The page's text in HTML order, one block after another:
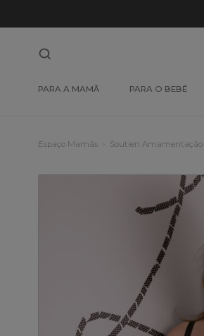
PARA A MAMÃ PARA O BEBÉ
Espaço Mamãs Soutien